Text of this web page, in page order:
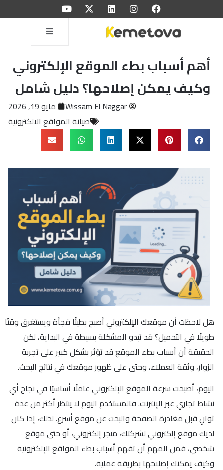
أهم أسباب بطء الموقع الإلكتروني
وكيف يمكن إصلاحها؟ دليل شامل
Wissam El Naggar
مايو 19, 2026
صيانة المواقع الالكترونية
هل لاحظت أن موقعك الإلكتروني أصبح بطيئًا فجأة ويستغرق وقتًا
طويلًا في التحميل؟ قد تبدو المشكلة بسيطة في البداية، لكن
الحقيقة أن أسباب بطء الموقع قد تؤثر بشكل كبير على تجربة
الزوار، وثقة العملاء، وحتى على ظهور موقعك في نتائج البحث.
اليوم، أصبحت سرعة الموقع الإلكتروني عاملًا أساسيًا في نجاح أي
نشاط تجاري عبر الإنترنت. فالمستخدم اليوم لا ينتظر أكثر من عدة
ثوانٍ قبل مغادرة الصفحة والبحث عن موقع أسرع. لذلك، إذا كان
لديك موقع إلكتروني لشركتك، متجر إلكتروني، أو حتى موقع
شخصي، فمن المهم أن تفهم أسباب بطء المواقع الإلكترونية
وكيف يمكنك إصلاحها بطريقة عملية.